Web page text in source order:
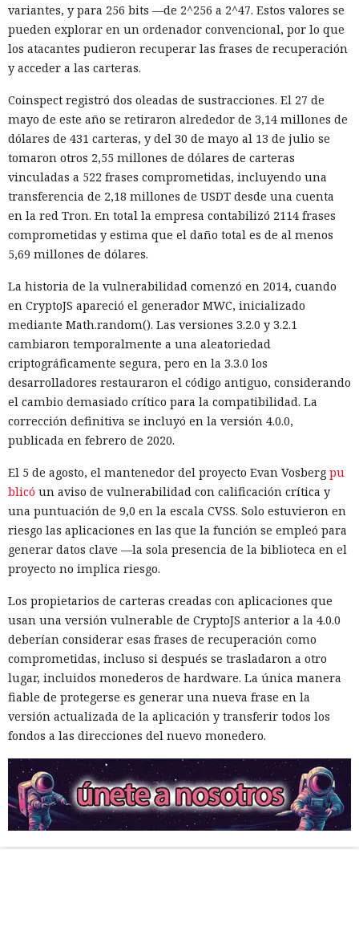
variantes, y para 256 bits —de 2^256 a 2^47. Estos valores se
pueden explorar en un ordenador convencional, por lo que
los atacantes pudieron recuperar las frases de recuperación
y acceder a las carteras.
Coinspect registró dos oleadas de sustracciones. El 27 de
mayo de este año se retiraron alrededor de 3,14 millones de
dólares de 431 carteras, y del 30 de mayo al 13 de julio se
tomaron otros 2,55 millones de dólares de carteras
vinculadas a 522 frases comprometidas, incluyendo una
transferencia de 2,18 millones de USDT desde una cuenta
en la red Tron. En total la empresa contabilizó 2114 frases
comprometidas y estima que el daño total es de al menos
5,69 millones de dólares.
La historia de la vulnerabilidad comenzó en 2014, cuando
en CryptoJS apareció el generador MWC, inicializado
mediante Math.random(). Las versiones 3.2.0 y 3.2.1
cambiaron temporalmente a una aleatoriedad
criptográficamente segura, pero en la 3.3.0 los
desarrolladores restauraron el código antiguo, considerando
el cambio demasiado crítico para la compatibilidad. La
corrección definitiva se incluyó en la versión 4.0.0,
publicada en febrero de 2020.
El 5 de agosto, el mantenedor del proyecto Evan Vosberg pu
blicó un aviso de vulnerabilidad con calificación crítica y
una puntuación de 9,0 en la escala CVSS. Solo estuvieron en
riesgo las aplicaciones en las que la función se empleó para
generar datos clave —la sola presencia de la biblioteca en el
proyecto no implica riesgo.
Los propietarios de carteras creadas con aplicaciones que
usan una versión vulnerable de CryptoJS anterior a la 4.0.0
deberían considerar esas frases de recuperación como
comprometidas, incluso si después se trasladaron a otro
lugar, incluidos monederos de hardware. La única manera
fiable de protegerse es generar una nueva frase en la
versión actualizada de la aplicación y transferir todos los
fondos a las direcciones del nuevo monedero.